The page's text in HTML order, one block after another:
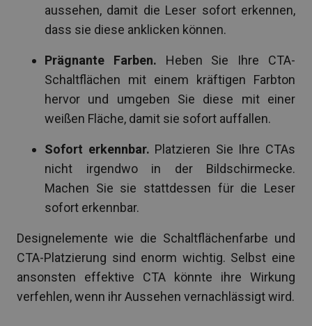
aussehen, damit die Leser sofort erkennen,
dass sie diese anklicken können.
Prägnante Farben. Heben Sie Ihre CTA-
Schaltflächen mit einem kräftigen Farbton
hervor und umgeben Sie diese mit einer
weißen Fläche, damit sie sofort auffallen.
Sofort erkennbar. Platzieren Sie Ihre CTAs
nicht irgendwo in der Bildschirmecke.
Machen Sie sie stattdessen für die Leser
sofort erkennbar.
Designelemente wie die Schaltflächenfarbe und
CTA-Platzierung sind enorm wichtig. Selbst eine
ansonsten effektive CTA könnte ihre Wirkung
verfehlen, wenn ihr Aussehen vernachlässigt wird.